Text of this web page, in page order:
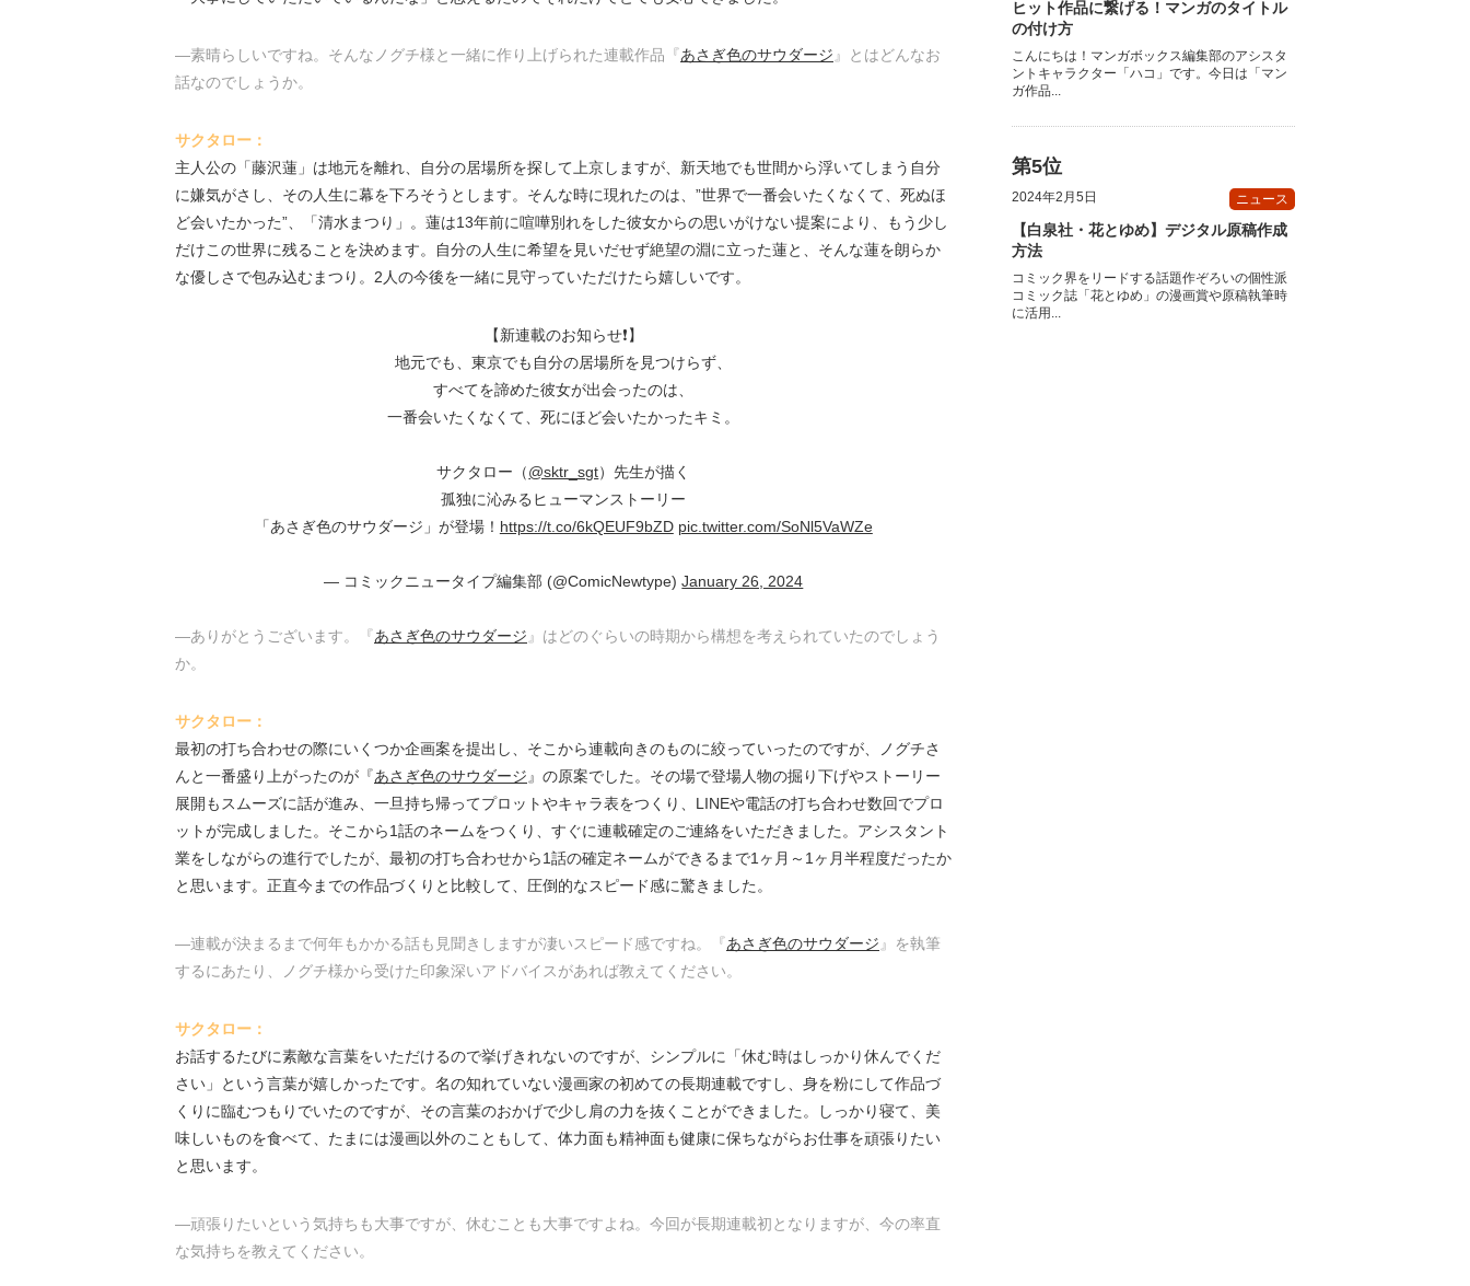
―素晴らしいですね。そんなノグチ様と一緒に作り上げられた連載作品『あさぎ色のサウダージ 』とはどんなお
話なのでしょうか。
サクタロー：
主人公の「藤沢蓮」は地元を離れ、自分の居場所を探して上京しますが、新天地でも世間から浮いてしまう自分
に嫌気がさし、その人生に幕を下ろそうとします。そんな時に現れたのは、”世界で一番会いたくなくて、死ぬほ
ど会いたかった”、「清水まつり」。蓮は13年前に喧嘩別れをした彼女からの思いがけない提案により、もう少し
だけこの世界に残ることを決めます。自分の人生に希望を見いだせず絶望の淵に立った蓮と、そんな蓮を朗らか
な優しさで包み込むまつり。2人の今後を一緒に見守っていただけたら嬉しいです。
【新連載のお知らせ❗️】
地元でも、東京でも自分の居場所を見つけらず、
すべてを諦めた彼女が出会ったのは、
一番会いたくなくて、死にほど会いたかったキミ。
サクタロー（@sktr_sgt）先生が描く
孤独に沁みるヒューマンストーリー
「あさぎ色のサウダージ」が登場！ https://t.co/6kQEUF9bZD pic.twitter.com/SoNl5VaWZe
— コミックニュータイプ編集部 (@ComicNewtype)January 26, 2024
―ありがとうございます。『あさぎ色のサウダージ 』はどのぐらいの時期から構想を考えられていたのでしょう
か。
サクタロー：
最初の打ち合わせの際にいくつか企画案を提出し、そこから連載向きのものに絞っていったのですが、ノグチさ
んと一番盛り上がったのが『あさぎ色のサウダージ 』の原案でした。その場で登場人物の掘り下げやストーリー
展開もスムーズに話が進み、一旦持ち帰ってプロットやキャラ表をつくり、LINEや電話の打ち合わせ数回でプロ
ットが完成しました。そこから1話のネームをつくり、すぐに連載確定のご連絡をいただきました。アシスタント
業をしながらの進行でしたが、最初の打ち合わせから1話の確定ネームができるまで1ヶ月～1ヶ月半程度だったか
と思います。正直今までの作品づくりと比較して、圧倒的なスピード感に驚きました。
―連載が決まるまで何年もかかる話も見聞きしますが凄いスピード感ですね。『あさぎ色のサウダージ 』を執筆
するにあたり、ノグチ様から受けた印象深いアドバイスがあれば教えてください。
サクタロー：
お話するたびに素敵な言葉をいただけるので挙げきれないのですが、シンプルに「休む時はしっかり休んでくだ
さい」という言葉が嬉しかったです。名の知れていない漫画家の初めての長期連載ですし、身を粉にして作品づ
くりに臨むつもりでいたのですが、その言葉のおかげで少し肩の力を抜くことができました。しっかり寝て、美
味しいものを食べて、たまには漫画以外のこともして、体力面も精神面も健康に保ちながらお仕事を頑張りたい
と思います。
―頑張りたいという気持ちも大事ですが、休むことも大事ですよね。今回が長期連載初となりますが、今の率直
な気持ちを教えてください。
ヒット作品に繋げる！マンガのタイトル
の付け方
こんにちは！マンガボックス編集部のアシスタ
ントキャラクター「ハコ」です。今日は「マン
ガ作品...
2024年2月5日 ニュース
【白泉社・花とゆめ】デジタル原稿作成
方法
コミック界をリードする話題作ぞろいの個性派
コミック誌「花とゆめ」の漫画賞や原稿執筆時
に活用...